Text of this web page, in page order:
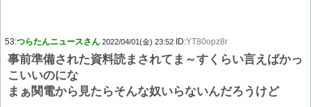
53:つらたんニュースさん 2022/04/01(金) 23:52 ID:YT80opz8r
事前準備された資料読まされてま～すくらい言えばかっ
こいいのにな
まぁ関電から見たらそんな奴いらないんだろうけど